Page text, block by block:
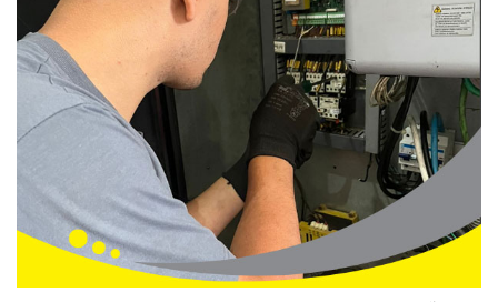
COMPRESSOR ODIN
COMPRESSOR PRESSURE
COMPRESSOR SCHULZ
COMPRESSOR TECHTO BRASIL
COMPRESSORES CHIAPERINI
COMPRESSORES CHICAGO PNEUMATIC
COMPRESSORES LYNUS
COMPRESSORES METALPLAN